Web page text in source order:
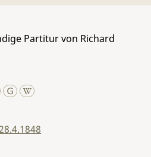
Partitur von Richard